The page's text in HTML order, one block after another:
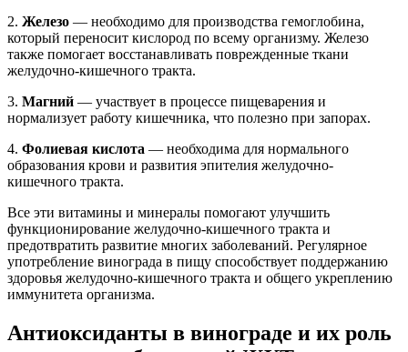
2. Железо — необходимо для производства гемоглобина,
который переносит кислород по всему организму. Железо
также помогает восстанавливать поврежденные ткани
желудочно-кишечного тракта.
3. Магний — участвует в процессе пищеварения и
нормализует работу кишечника, что полезно при запорах.
4. Фолиевая кислота — необходима для нормального
образования крови и развития эпителия желудочно-
кишечного тракта.
Все эти витамины и минералы помогают улучшить
функционирование желудочно-кишечного тракта и
предотвратить развитие многих заболеваний. Регулярное
употребление винограда в пищу способствует поддержанию
здоровья желудочно-кишечного тракта и общего укреплению
иммунитета организма.
Антиоксиданты в винограде и их роль